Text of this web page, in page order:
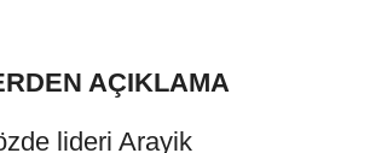
AÇIKLAMA
lideri Arayik